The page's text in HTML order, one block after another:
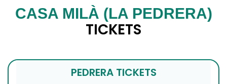
CASA MILÀ (LA PEDRERA)
TICKETS
PEDRERA TICKETS